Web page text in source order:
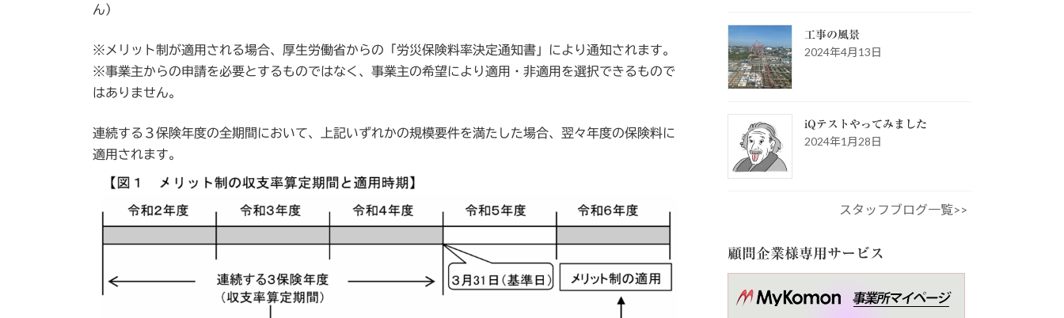
ん）
※メリット制が適用される場合、厚生労働省からの「労災保険料率決定通知書」により通知されます。
※事業主からの申請を必要とするものではなく、事業主の希望により適用・非適用を選択できるもので
はありません。
連続する３保険年度の全期間において、上記いずれかの規模要件を満たした場合、翌々年度の保険料に
適用されます。
工事の風景
2024年4月13日
iQテストやってみました
2024年1月28日
スタッフブログ一覧>>
顧問企業様専用サービス